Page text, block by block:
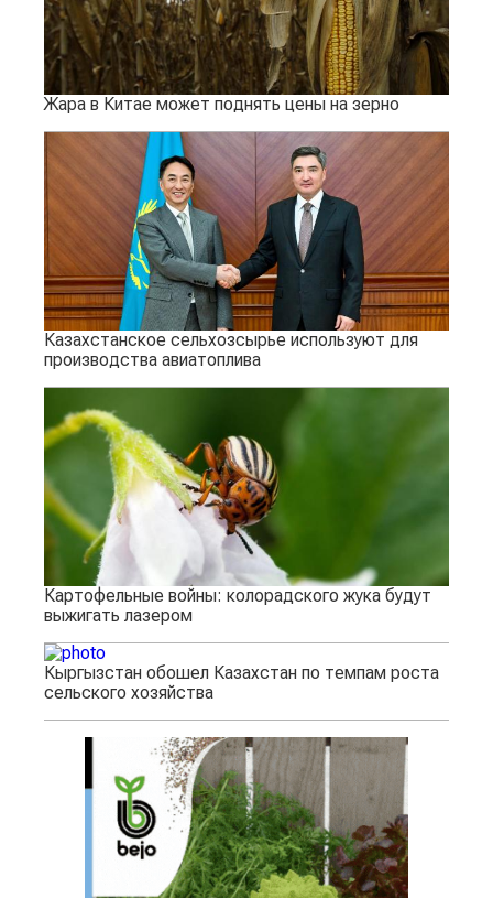
Жара в Китае может поднять цены на зерно
Казахстанское сельхозсырье используют для
производства авиатоплива
Картофельные войны: колорадского жука будут
выжигать лазером
Кыргызстан обошел Казахстан по темпам роста
сельского хозяйства